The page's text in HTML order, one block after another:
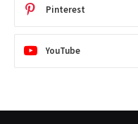
Pinterest
YouTube